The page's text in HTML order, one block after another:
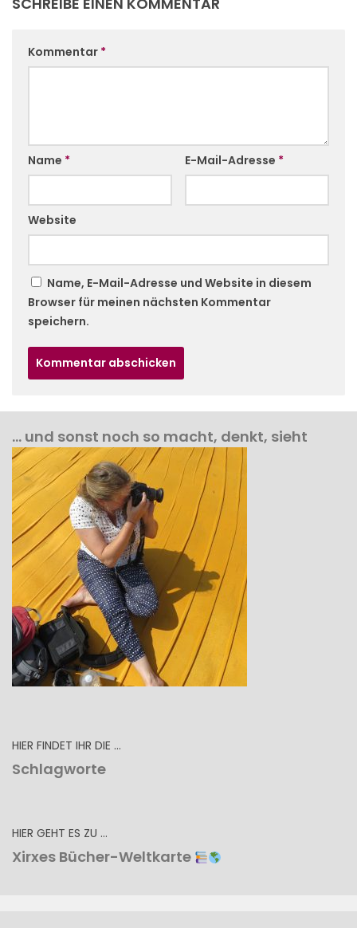
Kommentar *
Name * E-Mail-Adresse *
Website
Name, E-Mail-Adresse und Website in diesem
Browser für meinen nächsten Kommentar
speichern.
… und sonst noch so macht, denkt, sieht
HIER FINDET IHR DIE …
Schlagworte
HIER GEHT ES ZU …
Xirxes Bücher-Weltkarte